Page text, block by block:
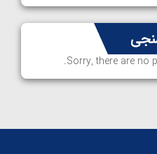
Sorry, there are no